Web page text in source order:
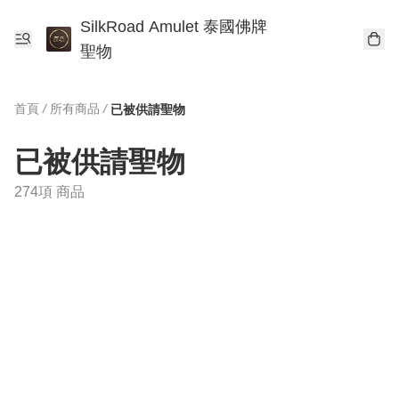
SilkRoad Amulet 泰國佛牌
聖物
首頁 / 所有商品 / 已被供請聖物
已被供請聖物
274項 商品